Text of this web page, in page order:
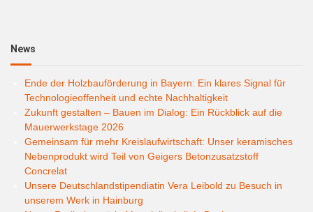
News
Ende der Holzbauförderung in Bayern: Ein klares Signal für
Technologieoffenheit und echte Nachhaltigkeit
Zukunft gestalten – Bauen im Dialog: Ein Rückblick auf die
Mauerwerkstage 2026
Gemeinsam für mehr Kreislaufwirtschaft: Unser keramisches
Nebenprodukt wird Teil von Geigers Betonzusatzstoff
Concrelat
Unsere Deutschlandstipendiatin Vera Leibold zu Besuch in
unserem Werk in Hainburg